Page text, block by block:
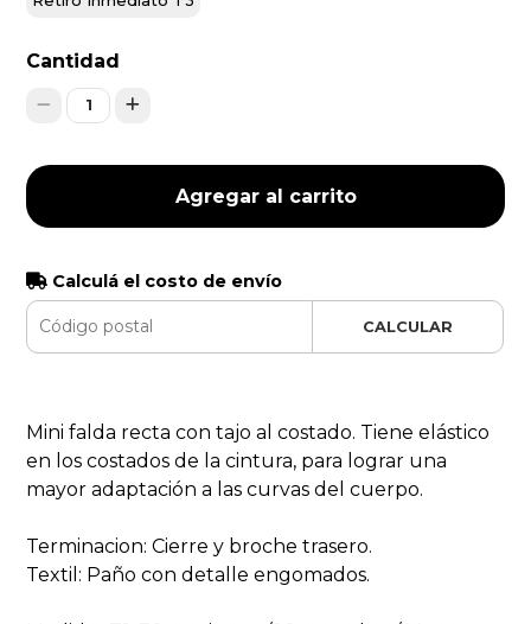
Cantidad
1
Agregar al carrito
Calculá el costo de envío
CALCULAR
Mini falda recta con tajo al costado. Tiene elástico
en los costados de la cintura, para lograr una
mayor adaptación a las curvas del cuerpo.
Terminacion: Cierre y broche trasero.
Textil: Paño con detalle engomados.